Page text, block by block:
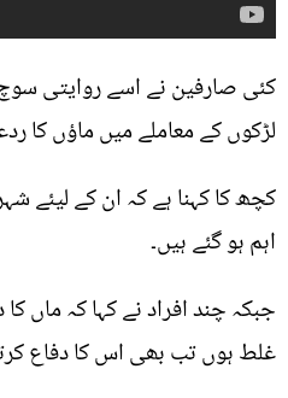
کئی صارفین نے اسے روایتی سوچ
لڑکوں کے معاملے میں ماؤں کا
کچھ کا کہنا ہے کہ ان کے لیئے
اہم ہو گئے ہیں۔
جبکہ چند افراد نے کہا کہ ماں
غلط ہوں تب بھی اس کا دفاع